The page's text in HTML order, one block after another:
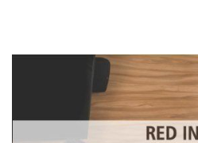
Imagen de portada